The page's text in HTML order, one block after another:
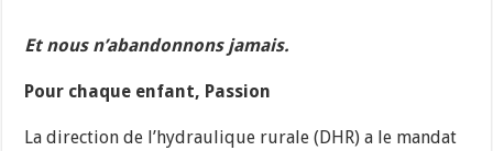
Et nous n’abandonnons jamais.
Pour chaque enfant, Passion
La direction de l’hydraulique rurale (DHR) a le mandat